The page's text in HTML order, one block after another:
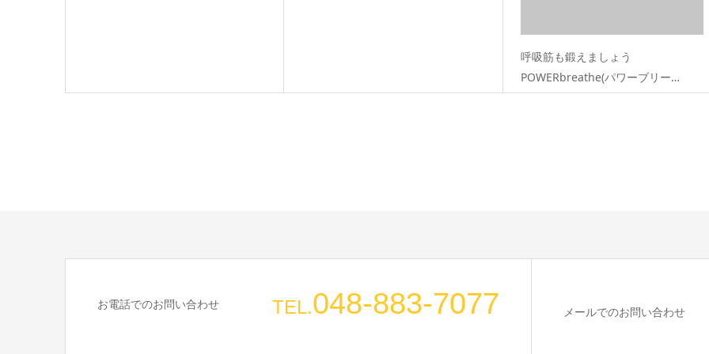
呼吸筋も鍛えましょう
POWERbreathe(パワーブリー…
お電話でのお問い合わせ TEL.048-883-7077 メールでのお問い合わせ